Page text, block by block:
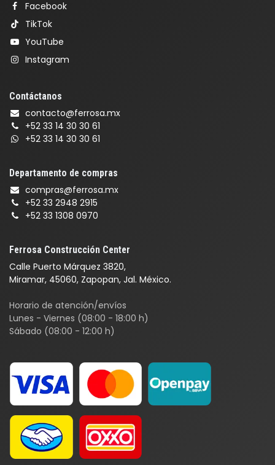
Ferrosa Construcción Center
Calle Puerto Márquez 3820,
Miramar, 45060, Zapopan, Jal. México.
Horario de atención/envíos
Lunes - Viernes (08:00 - 18:00 h)
Sábado (08:00 - 12:00 h)
Facebook
TikTok
YouTube
Instagram
Contáctanos
contacto@ferrosa.mx
+52 33 14 30 30 61
+52 33 14 30 30 61
Departamento de compras
compras@ferrosa.mx
+52 33 2948 2915
+52 33 1308 0970